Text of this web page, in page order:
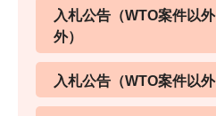
入札公告（WTO案件以
外）
入札公告（WTO案件以